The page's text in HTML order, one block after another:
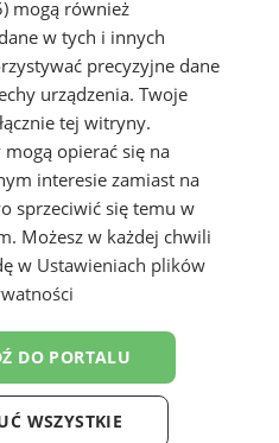
mogą również
w tych i innych
precyzyjne dane
urządzenia. Twoje
tej witryny.
opierać się na
interesie zamiast na
sprzeciwić się temu w
. Możesz w każdej chwili
w Ustawieniach plików
DO PORTALU
WSZYSTKIE